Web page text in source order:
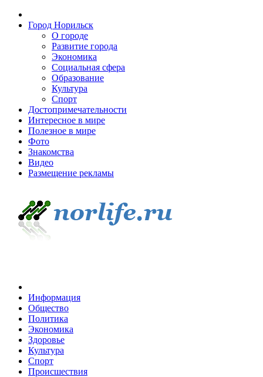
Город Норильск
О городе
Развитие города
Экономика
Социальная сфера
Образование
Культура
Спорт
Достопримечательности
Интересное в мире
Полезное в мире
Фото
Знакомства
Видео
Размещение рекламы
Информация
Общество
Политика
Экономика
Здоровье
Культура
Спорт
Происшествия